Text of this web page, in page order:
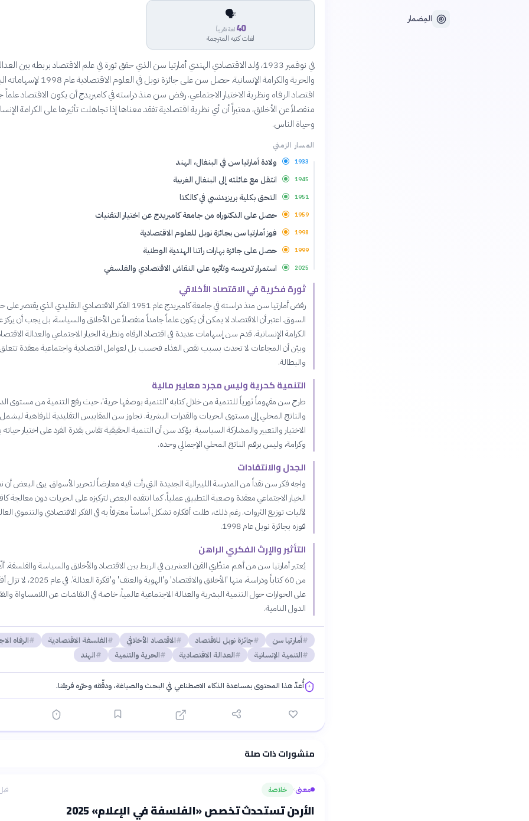
المِضمار 🗣️
40 لغة تقريباً
لغات كتبه المترجمة
في نوفمبر 1933، وُلد الاقتصادي الهندي أمارتيا سن الذي حقق ثورة في علم الاقتصاد بربطه بين
والحرية والكرامة الإنسانية. حصل سن على جائزة نوبل في العلوم
اقتصاد الرفاه ونظرية الاختيار الاجتماعي. رفض سن منذ دراسته في كامبريدج أن يكون الاقتصاد علماً
منفصلاً عن الأخلاق، معتبراً أن أي نظرية اقتصادية تفقد معناها إذا تجاهلت تأثيرها على الكرامة
وحياة الناس.
المسار الزمني
1933 ولادة أمارتيا سن في البنغال، الهند
1945 انتقل مع عائلته إلى البنغال الغربية
1951 التحق بكلية بريزيدنسي في كالكتا
1959 حصل على الدكتوراه من جامعة كامبريدج عن اختيار التقنيات
1998 فوز أمارتيا سن بجائزة نوبل للعلوم الاقتصادية
1999 حصل على جائزة بهارات راتنا الهندية الوطنية
2025 استمرار تدريسه وتأثيره على النقاش الاقتصادي والفلسفي
ثورة فكرية في الاقتصاد الأخلاقي
رفض أمارتيا سن منذ دراسته في جامعة كامبريدج عام 1951 الفكر الاقتصادي التقليدي الذي يقتصر
السوق. اعتبر أن الاقتصاد لا يمكن أن يكون علماً جامداً منفصلاً عن الأخلاق والسياسة، بل يجب أن يركز
الكرامة الإنسانية. قدم سن إسهامات عديدة في اقتصاد الرفاه ونظرية الخيار الاجتماعي والعدالة
وبيّن أن المجاعات لا تحدث بسبب نقص الغذاء فحسب بل لعوامل اقتصادية واجتماعية معقدة تتعلق
والبطالة.
التنمية كحرية وليس مجرد معايير مالية
طرح سن مفهوماً ثورياً للتنمية من خلال كتابه 'التنمية بوصفها حرية'، حيث رفع التنمية من مستوى
والناتج المحلي إلى مستوى الحريات والقدرات البشرية. تجاوز سن المقاييس التقليدية للرفاهية
الاختيار والتعبير والمشاركة السياسية. يؤكد سن أن التنمية الحقيقية تقاس بقدرة الفرد على اختيار حياته
وكرامة، وليس برقم الناتج المحلي الإجمالي وحده.
الجدل والانتقادات
واجه فكر سن نقداً من المدرسة الليبرالية الجديدة التي رأت فيه معارضاً لتحرير الأسواق. يرى البعض أن
الخيار الاجتماعي معقدة وصعبة التطبيق عملياً. كما انتقده البعض لتركيزه على الحريات دون معالجة
لآليات توزيع الثروات. رغم ذلك، ظلت أفكاره تشكل أساساً معترفاً به في الفكر الاقتصادي والتنموي
فوزه بجائزة نوبل عام 1998.
التأثير والإرث الفكري الراهن
يُعتبر أمارتيا سن من أهم منظّري القرن العشرين في الربط بين الاقتصاد والأخلاق والسياسة والفلسفة.
من 60 كتاباً ودراسة، منها 'الأخلاق والاقتصاد' و'الهوية
على الحوارات حول التنمية البشرية والعدالة الاجتماعية عالمياً، خاصة في النقاشات عن اللامساواة
الدول النامية.
أمارتيا سن جائزة نوبل للاقتصاد الاقتصاد الأخلاقي الفلسفة الاقتصادية
الرفاه
التنمية الإنسانية
العدالة الاقتصادية الحرية والتنمية الهند
أُعدّ هذا المحتوى بمساعدة الذكاء الاصطناعي في البحث والصياغة، ودقّقه وحرّره فريقنا.
منشورات ذات صلة
معنى› خلاصة قبل 27
الأردن تستحدث تخصص «الفلسفة في الإعلام» 2025